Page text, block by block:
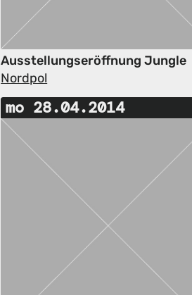
Ausstellungseröffnung Jungle
Nordpol
mo 28.04.2014